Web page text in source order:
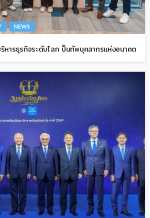
NEWS
หารธุรกิจระดับโลก ปั้นทัพบุคลากรแห่งอนาคต